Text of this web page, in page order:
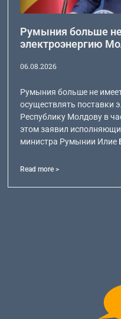
Румыния больше
электроэнергию
06.08.2026
Румыния больше не
осуществлять поставки
Республику Молдову в
этом заявил
министра Румынии Илие
Read more >